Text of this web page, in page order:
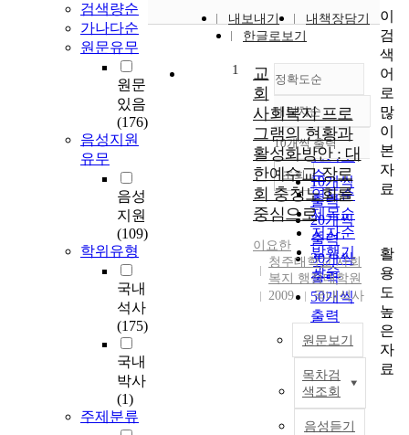
검색량순
가나다순
원문유무
원문
있음
(176)
음성지원
유무
음성
지원
(109)
학위유형
국내
석사
(175)
국내
박사
(1)
주제분류
내보내기
내책장담기
한글로보기
정확도순
정확도
순
인기도
순
연도순
제목순
저자순
발행기
관순
내림차순
내림차순
10개씩 출력
10개씩
출력
20개씩
출력
30개씩
출력
50개씩
출력
100개씩
출력
조회
1
교
회
사회복지 프로
그램의 현황과
활성화방안 : 대
한예수교 장로
회 충청노회를
중심으로
이요한
청주대학교 사회
복지 행정대학원
2009
국내석사
원문보기
목차검
색조회
음성듣기
이
검
색
어
로
많
이
본
자
료
활
용
도
높
은
자
료